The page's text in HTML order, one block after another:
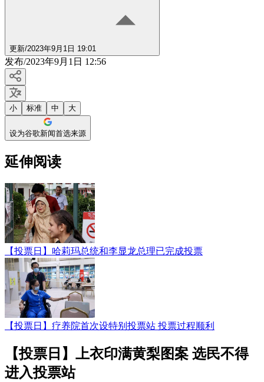
更新/2023年9月1日 19:01
发布/2023年9月1日 12:56
小 标准 中 大
设为谷歌新闻首选来源
延伸阅读
【投票日】哈莉玛总统和李显龙总理已完成投票
【投票日】疗养院首次设特别投票站 投票过程顺利
【投票日】上衣印满黄梨图案 选民不得
进入投票站